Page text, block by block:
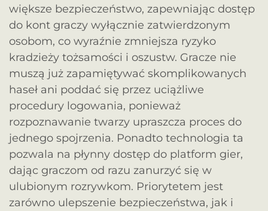
większe bezpieczeństwo, zapewniając dostęp
do kont graczy wyłącznie zatwierdzonym
osobom, co wyraźnie zmniejsza ryzyko
kradzieży tożsamości i oszustw. Gracze nie
muszą już zapamiętywać skomplikowanych
haseł ani poddać się przez uciążliwe
procedury logowania, ponieważ
rozpoznawanie twarzy upraszcza proces do
jednego spojrzenia. Ponadto technologia ta
pozwala na płynny dostęp do platform gier,
dając graczom od razu zanurzyć się w
ulubionym rozrywkom. Priorytetem jest
zarówno ulepszenie bezpieczeństwa, jak i